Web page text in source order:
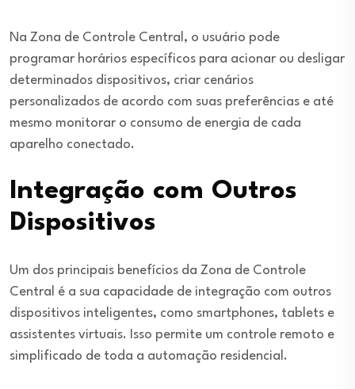
Na Zona de Controle Central, o usuário pode
programar horários específicos para acionar ou desligar
determinados dispositivos, criar cenários
personalizados de acordo com suas preferências e até
mesmo monitorar o consumo de energia de cada
aparelho conectado.
Integração com Outros
Dispositivos
Um dos principais benefícios da Zona de Controle
Central é a sua capacidade de integração com outros
dispositivos inteligentes, como smartphones, tablets e
assistentes virtuais. Isso permite um controle remoto e
simplificado de toda a automação residencial.